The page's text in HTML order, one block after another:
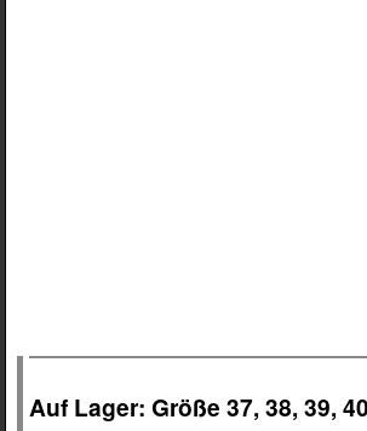
Auf Lager: Größe 37, 38, 39, 40